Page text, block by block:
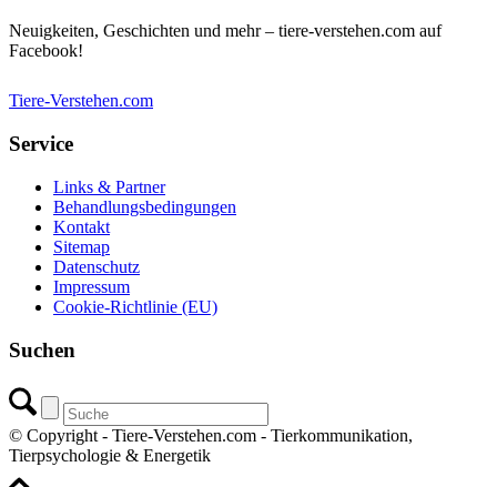
Neuigkeiten, Geschichten und mehr – tiere-verstehen.com auf
Facebook!
Tiere-Verstehen.com
Service
Links & Partner
Behandlungsbedingungen
Kontakt
Sitemap
Datenschutz
Impressum
Cookie-Richtlinie (EU)
Suchen
© Copyright - Tiere-Verstehen.com - Tierkommunikation,
Tierpsychologie & Energetik